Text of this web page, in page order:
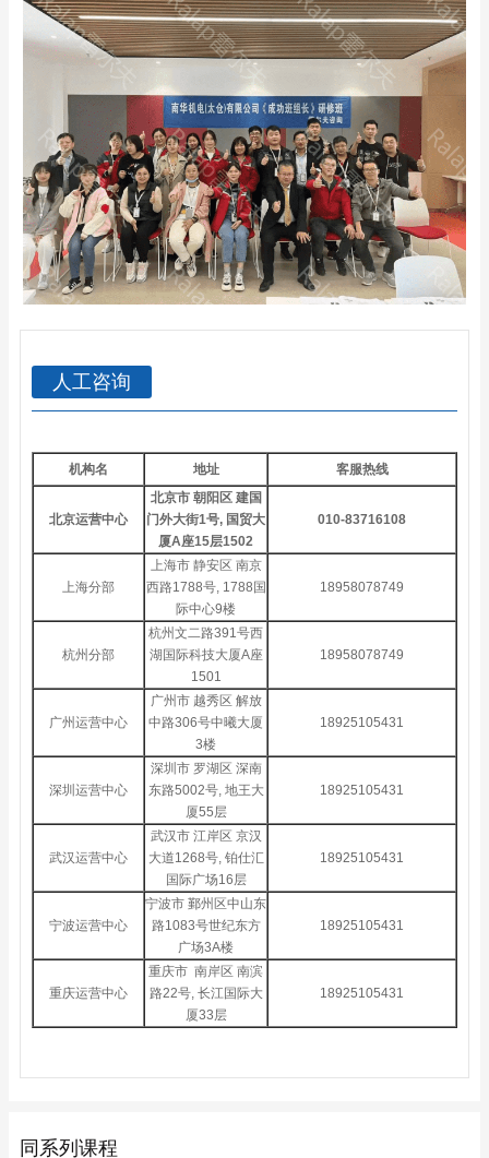
人工咨询
机构名 地址 客服热线
北京运营中心
北京市 朝阳区 建国
门外大街1号, 国贸大
厦A座15层1502
010-83716108
上海分部
上海市 静安区 南京
西路1788号, 1788国
际中心9楼
18958078749
杭州分部
杭州文二路391号西
湖国际科技大厦A座
1501
18958078749
广州运营中心
广州市 越秀区 解放
中路306号中曦大厦
3楼
18925105431
深圳运营中心
深圳市 罗湖区 深南
东路5002号, 地王大
厦55层
18925105431
武汉运营中心
武汉市 江岸区 京汉
大道1268号, 铂仕汇
国际广场16层
18925105431
宁波运营中心
宁波市 鄞州区中山东
路1083号世纪东方
广场3A楼
18925105431
重庆运营中心
重庆市 南岸区 南滨
路22号, 长江国际大
厦33层
18925105431
同系列课程